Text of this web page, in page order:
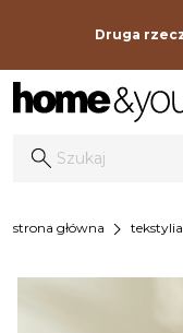
Druga
strona główna chevron_right